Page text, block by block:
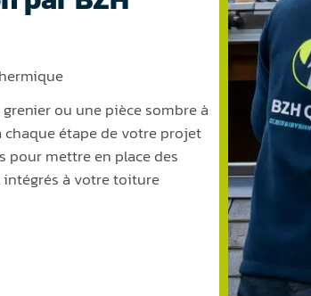
ou une pièce sombre à
chaque étape de votre projet
pour mettre en place des
à votre toiture